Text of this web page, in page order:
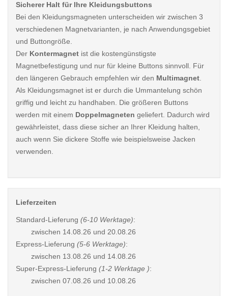
Sicherer Halt für Ihre Kleidungsbuttons
Bei den Kleidungsmagneten unterscheiden wir zwischen 3
verschiedenen Magnetvarianten, je nach Anwendungsgebiet
und Buttongröße.
Der Kontermagnet ist die kostengünstigste
Magnetbefestigung und nur für kleine Buttons sinnvoll. Für
den längeren Gebrauch empfehlen wir den Multimagnet
Als Kleidungsmagnet ist er durch die Ummantelung schön
griffig und leicht zu handhaben. Die größeren Buttons
werden mit einem Doppelmagneten geliefert. Dadurch wird
gewährleistet, dass diese sicher an Ihrer Kleidung halten,
auch wenn Sie dickere Stoffe wie beispielsweise Jacken
verwenden.
Lieferzeiten
Standard-Lieferung (6-10 Werktage):
zwischen 14.08.26 und 20.08.26
Express-Lieferung (5-6 Werktage):
zwischen 13.08.26 und 14.08.26
Super-Express-Lieferung (1-2 Werktage ):
zwischen 07.08.26 und 10.08.26